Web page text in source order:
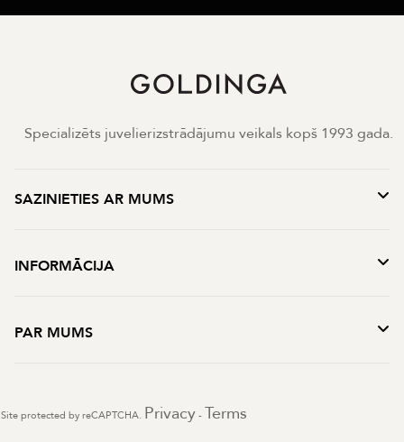
Specializēts juvelierizstrādājumu veikals kopš 1993 gada.
SAZINIETIES AR MUMS
INFORMĀCIJA
PAR MUMS
Site protected by reCAPTCHA. Privacy - Terms